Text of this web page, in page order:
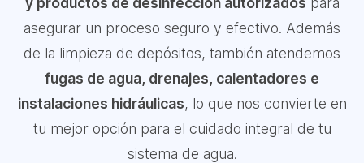
asegurar un proceso seguro y efectivo. Además
de la limpieza de depósitos, también atendemos
fugas de agua, drenajes, calentadores e
instalaciones hidráulicas, lo que nos convierte en
tu mejor opción para el cuidado integral de tu
sistema de agua.